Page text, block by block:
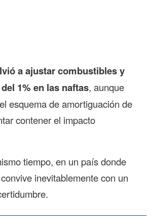
a ajustar combustibles y
1% en las naftas, aunque
esquema de amortiguación de
contener el impacto
tiempo, en un país donde
inevitablemente con un